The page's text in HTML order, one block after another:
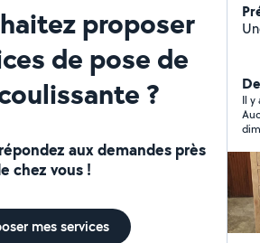
proposer
de pose de
?
aux demandes près
chez vous !
mes services
Il y